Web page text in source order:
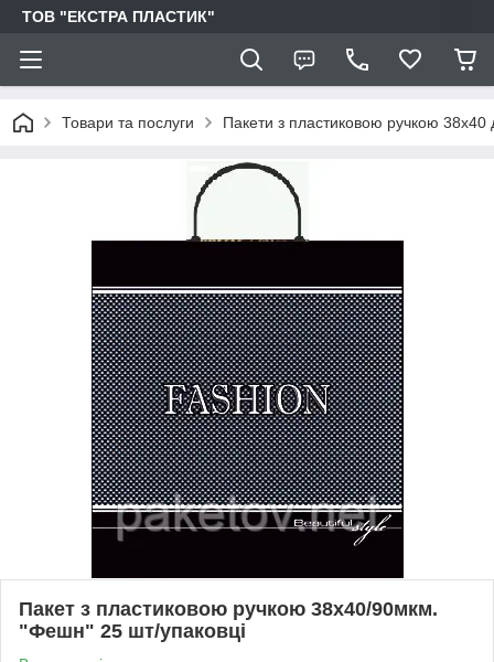
ТОВ "ЕКСТРА ПЛАСТИК"
Товари та послуги Пакети з пластиковою ручкою 38х40
Пакет з пластиковою ручкою 38х40/90мкм.
"Фешн" 25 шт/упаковці